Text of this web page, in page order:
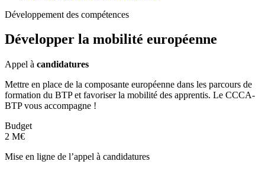
Développement des compétences
Développer la mobilité européenne
Appel à candidatures
Mettre en place de la composante européenne dans les parcours de
formation du BTP et favoriser la mobilité des apprentis. Le CCCA-
BTP vous accompagne !
Budget
2 M€
Mise en ligne de l’appel à candidatures